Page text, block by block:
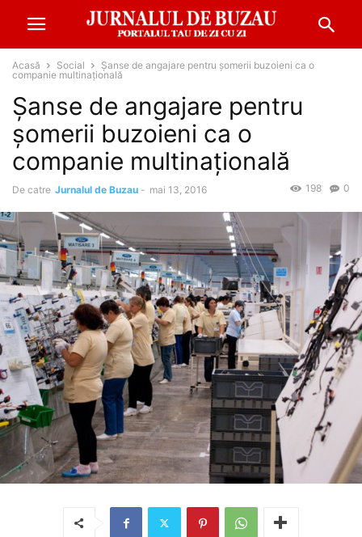
Acasă Social
Șanse de angajare pentru șomerii buzoieni ca o
companie multinațională
Șanse de angajare pentru
șomerii buzoieni ca o
companie multinațională
De catre Jurnalul de Buzau - mai 13, 2016 0
198